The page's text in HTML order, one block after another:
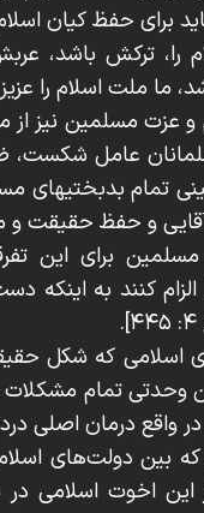
باید برای حفظ کیان
را، ترکش باشد،
ملت اسلام را عزیز
و عزت مسلمین نیز
عامل شکست،
تمام بدبختیهای
و حفظ حقیقت و
مسلمین برای این
کنند به اینکه
اسلامی که شکل
وحدتی تمام مشکلات
در واقع درمان
که بین دولت‌های
این اخوت اسلامی